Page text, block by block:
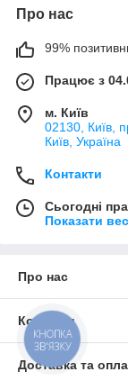
Про нас
99%
Працює з
м. Київ
02130, Київ,
Київ, Україна
Контакти
Сьогодні
Показати
Про нас
Контакти
Доставка та
КНОПКА
ЗВ'ЯЗКУ